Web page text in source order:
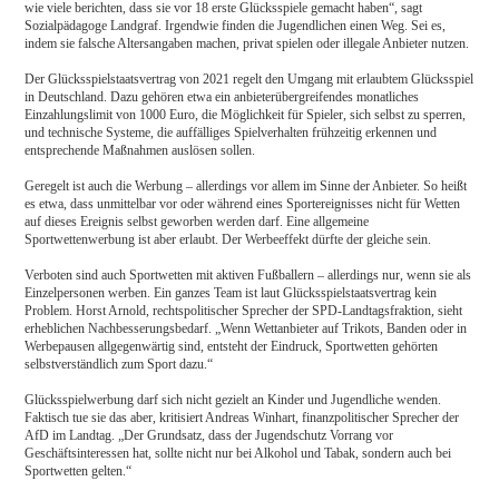
wie viele berichten, dass sie vor 18 erste Glücksspiele gemacht haben“, sagt
Sozialpädagoge Landgraf. Irgendwie finden die Jugendlichen einen Weg. Sei es,
indem sie falsche Altersangaben machen, privat spielen oder illegale Anbieter nutzen.
Der Glücksspielstaatsvertrag von 2021 regelt den Umgang mit erlaubtem Glücksspiel
in Deutschland. Dazu gehören etwa ein anbieterübergreifendes monatliches
Einzahlungslimit von 1000 Euro, die Möglichkeit für Spieler, sich selbst zu sperren,
und technische Systeme, die auffälliges Spielverhalten frühzeitig erkennen und
entsprechende Maßnahmen auslösen sollen.
Geregelt ist auch die Werbung – allerdings vor allem im Sinne der Anbieter. So heißt
es etwa, dass unmittelbar vor oder während eines Sportereignisses nicht für Wetten
auf dieses Ereignis selbst geworben werden darf. Eine allgemeine
Sportwettenwerbung ist aber erlaubt. Der Werbeeffekt dürfte der gleiche sein.
Verboten sind auch Sportwetten mit aktiven Fußballern – allerdings nur, wenn sie als
Einzelpersonen werben. Ein ganzes Team ist laut Glücksspielstaatsvertrag kein
Problem. Horst Arnold, rechtspolitischer Sprecher der SPD-Landtagsfraktion, sieht
erheblichen Nachbesserungsbedarf. „Wenn Wettanbieter auf Trikots, Banden oder in
Werbepausen allgegenwärtig sind, entsteht der Eindruck, Sportwetten gehörten
selbstverständlich zum Sport dazu.“
Glücksspielwerbung darf sich nicht gezielt an Kinder und Jugendliche wenden.
Faktisch tue sie das aber, kritisiert Andreas Winhart, finanzpolitischer Sprecher der
AfD im Landtag. „Der Grundsatz, dass der Jugendschutz Vorrang vor
Geschäftsinteressen hat, sollte nicht nur bei Alkohol und Tabak, sondern auch bei
Sportwetten gelten.“